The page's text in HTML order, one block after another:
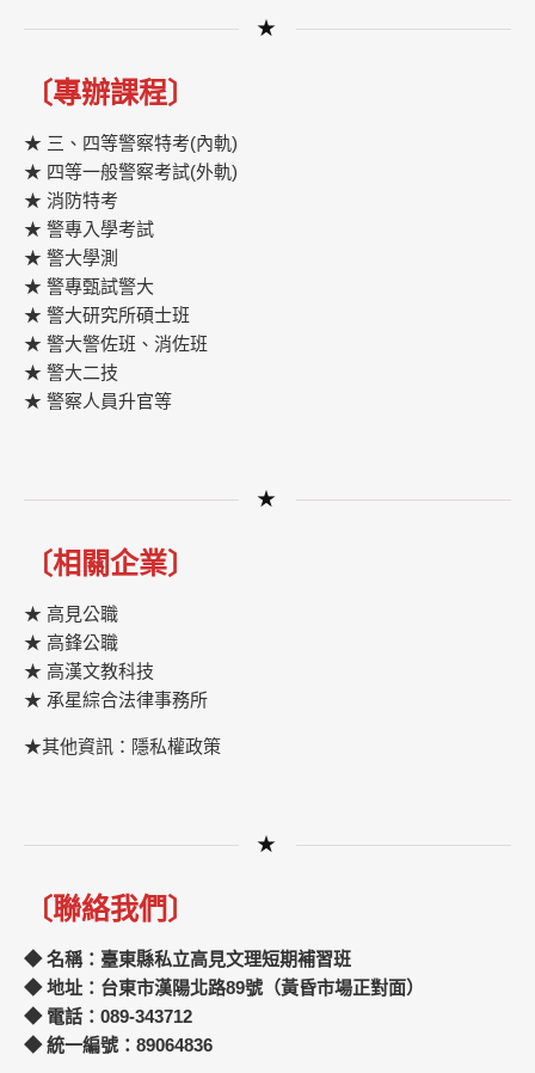
★
〔專辦課程〕
★ 三、四等警察特考(內軌)
★ 四等一般警察考試(外軌)
★ 消防特考
★ 警專入學考試
★ 警大學測
★ 警專甄試警大
★ 警大研究所碩士班
★ 警大警佐班、消佐班
★ 警大二技
★ 警察人員升官等
★
〔相關企業〕
★ 高見公職
★ 高鋒公職
★ 高漢文教科技
★ 承星綜合法律事務所
★其他資訊：隱私權政策
★
〔聯絡我們〕
◆ 名稱：臺東縣私立高見文理短期補習班
◆ 地址：台東市漢陽北路89號（黃昏市場正對面）
◆ 電話：089-343712
◆ 統一編號：89064836